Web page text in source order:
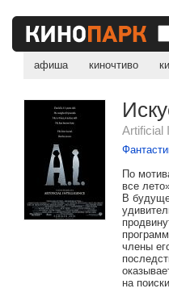
афиша киночтиво
Artificial
По
все
В
члены
на